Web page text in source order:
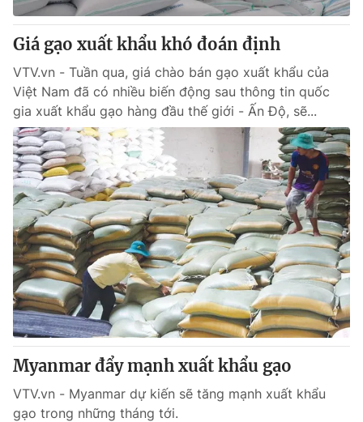
Giá gạo xuất khẩu khó đoán định
VTV.vn - Tuần qua, giá chào bán gạo xuất khẩu của
Việt Nam đã có nhiều biến động sau thông tin quốc
gia xuất khẩu gạo hàng đầu thế giới - Ấn Độ, sẽ...
Myanmar đẩy mạnh xuất khẩu gạo
VTV.vn - Myanmar dự kiến sẽ tăng mạnh xuất khẩu
gạo trong những tháng tới.